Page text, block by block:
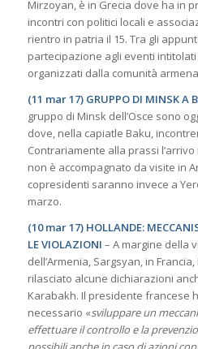
Mirzoyan, è in Grecia dove ha in
incontri con politici locali e
rientro in patria il 15. Tra gli
partecipazione agli eventi intitolati
organizzati dalla comunità
(11 mar 17) GRUPPO DI MINSK A
gruppo di Minsk dell’Osce sono
dove, nella capiatle Baku,
Contrariamente alla prassi
non è accompagnato da visite in
copresidenti saranno invece a
marzo.
(10 mar 17) HOLLANDE:
LE VIOLAZIONI – A margine della
dell’Armenia, Sargsyan, in
rilasciato alcune dichiarazioni
Karabakh. Il presidente francese
necessario «sviluppare un
effettuare il controllo e la